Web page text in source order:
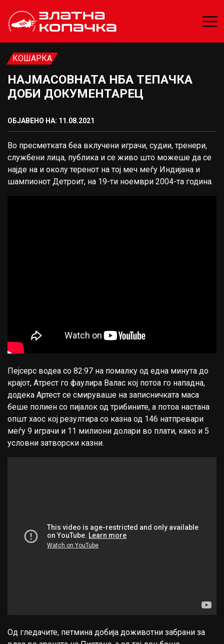
КОШАРКА
НАЈМАСОВНАТА НБА ТЕПАЧКА
ДОБИ ДОКУМЕНТАРЕЦ
ОБЈАВЕНО НА: 11.08.2021
Во пресметката беа вклучени играчи, судии, тренери,
службени лица, публика и се живо што можеше да се
најде на и околу теренот на тој меч меѓу Индијана и
шампионот Детроит, на 19-ти ноември 2004-та година.
Пејсерс водеа со 82:97 на помалку од една минута до
крајот, Атрест го фаулира Валас кој потоа го нападна,
додека Артест се смируваше на записничката маса
беше полиен со пијалок од трибините, а потоа настана
општ хаос кој резултира со казна од 146 натпревари
меѓу 9 играчи и 11 милиони долари во плати, како и 5
условни затворски казни.
Од гледачите, петмина добија доживотни забрани за